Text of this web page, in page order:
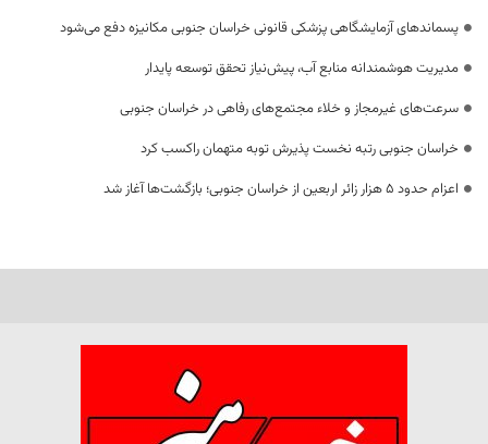
پسماندهای آزمایشگاهی پزشکی قانونی خراسان جنوبی مکانیزه دفع می‌شود
مدیریت هوشمندانه منابع آب، پیش‌نیاز تحقق توسعه پایدار
سرعت‌های غیرمجاز و خلاء مجتمع‌های رفاهی در خراسان جنوبی
خراسان جنوبی رتبه نخست پذیرش توبه متهمان راکسب کرد
اعزام حدود 5 هزار زائر اربعین از خراسان جنوبی؛ بازگشت‌ها آغاز شد